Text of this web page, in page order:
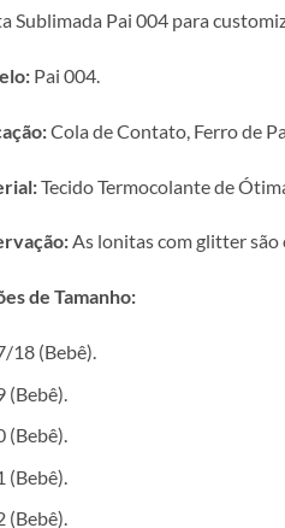
Sublimada Pai 004 para
Pai 004.
Cola de Contato, Ferro de
Tecido Termocolante de
As lonitas com glitter são
de Tamanho:
18 (Bebê).
(Bebê).
(Bebê).
(Bebê).
(Bebê).